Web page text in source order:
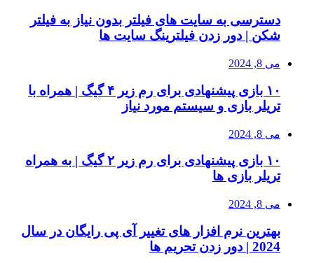
دسترسی به سایت های فیلتر بدون نیاز به فیلتر
شکن | دور زدن فیلترینگ سایت ها
می 8, 2024
۱۰ بازی پیشنهادی برای رم زیر ۴ گیگ | همراه با
تریلر بازی و سیستم مورد نیاز
می 8, 2024
۱۰ بازی پیشنهادی برای رم زیر ۲ گیگ | به همراه
تریلر بازی ها
می 8, 2024
بهترین نرم افزار های تغییر آی پی رایگان در سال
2024 | دور زدن تحریم ها